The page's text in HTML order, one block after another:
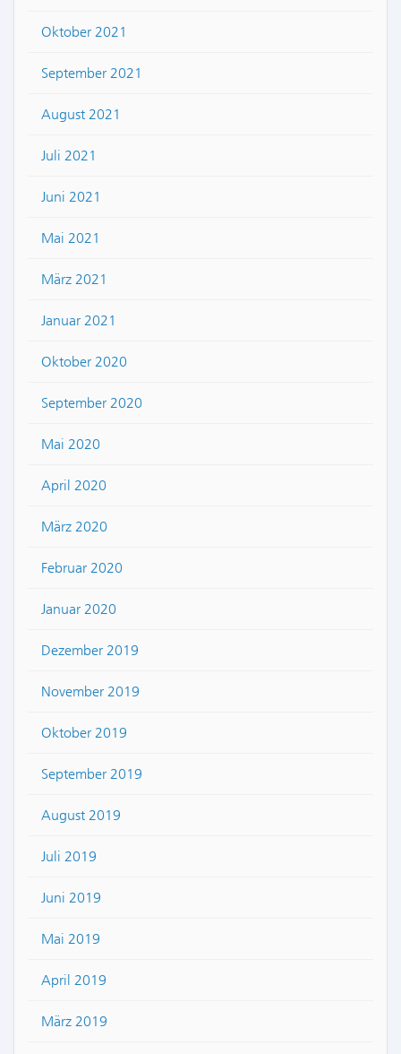
Oktober 2021
September 2021
August 2021
Juli 2021
Juni 2021
Mai 2021
März 2021
Januar 2021
Oktober 2020
September 2020
Mai 2020
April 2020
März 2020
Februar 2020
Januar 2020
Dezember 2019
November 2019
Oktober 2019
September 2019
August 2019
Juli 2019
Juni 2019
Mai 2019
April 2019
März 2019